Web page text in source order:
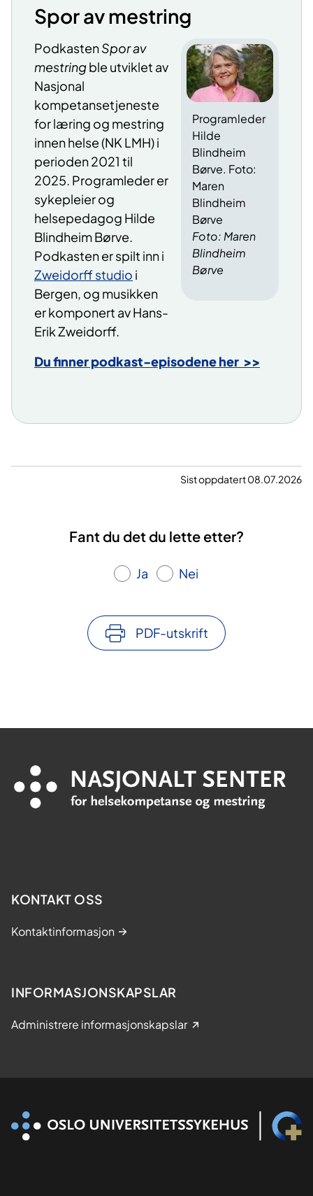
Spor av mestring
Foto: Maren
Blindheim
Børve
Programleder
Hilde
Blindheim
Børve. Foto:
Maren
Blindheim
Børve
PodkastenSpor av
mestringble utviklet av
Nasjonal
kompetansetjeneste
for læring og mestring
innen helse (NK LMH) i
perioden 2021 til
2025. Programleder er
sykepleier og
helsepedagog Hilde
Blindheim Børve.
Podkasten er spilt inn i
Zweidorff studio i
Bergen, og musikken
er komponert av Hans-
Erik Zweidorff.
Du finner podkast-episodene her >>
Sist oppdatert 08.07.2026
Fant du det du lette etter?
Ja Nei
PDF-utskrift
KONTAKT OSS
Kontaktinformasjon
INFORMASJONSKAPSLAR
Administrere informasjonskapslar